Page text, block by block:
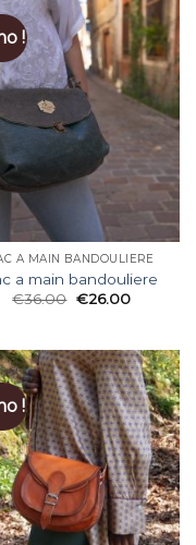
!
A MAIN BANDOULIERE
a main bandouliere
€36.00 €26.00
!